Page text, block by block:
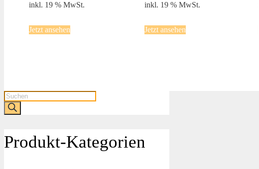
inkl. 19 % MwSt.
Jetzt ansehen
inkl. 19 % MwSt.
Jetzt ansehen
Products
search
Produkt-Kategorien